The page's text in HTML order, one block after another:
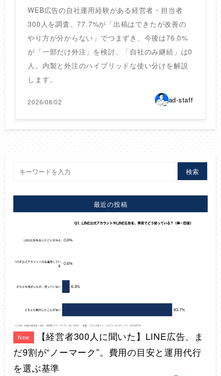
WEB広告の自社運用経験がある経営者・担当者
300人を調査。77.7%が「出稿はできたが改善の
やり方が分からない」でつまずき、今後は76.0%
が「一部だけ外注」を検討、「自社のみ継続」は0
人。内製と外注のハイブリッドな使い分けを解説
します。
2026/08/02 ad-staff
検索
最近の投稿
New
【経営者300人に聞いた】LINE広告、ま
だ9割が“ノーマーク”。費用の目安と運用代行
を選ぶ基準